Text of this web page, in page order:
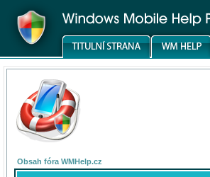
Obsah fóra WMHelp.cz